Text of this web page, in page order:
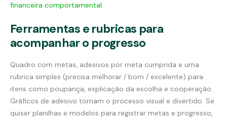
financeira comportamental.
Ferramentas e rubricas para
acompanhar o progresso
Quadro com metas, adesivos por meta cumprida e uma
rubrica simples (precisa melhorar / bom / excelente) para
itens como poupança, explicação da escolha e cooperação.
Gráficos de adesivo tornam o processo visual e divertido. Se
quiser planilhas e modelos para registrar metas e progresso,